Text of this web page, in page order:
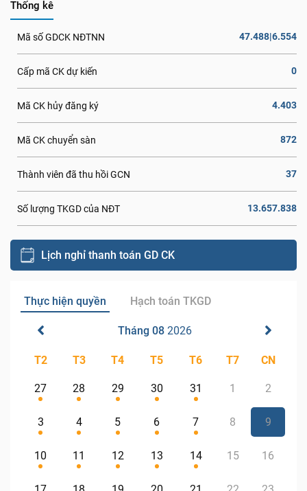
Thống kê
Mã số GDCK NĐTNN 47.488|6.554
Cấp mã CK dự kiến 0
Mã CK hủy đăng ký 4.403
Mã CK chuyển sàn 872
Thành viên đã thu hồi GCN 37
Số lượng TKGD của NĐT 13.657.838
Lịch nghỉ thanh toán GD CK
Thực hiện quyền Hạch toán TKGD
Tháng 08 2026
T2 T3 T4 T5 T6 T7 CN
27 28 29 30 31 1 2
3 4 5 6 7 8 9
10 11 12 13 14 15 16